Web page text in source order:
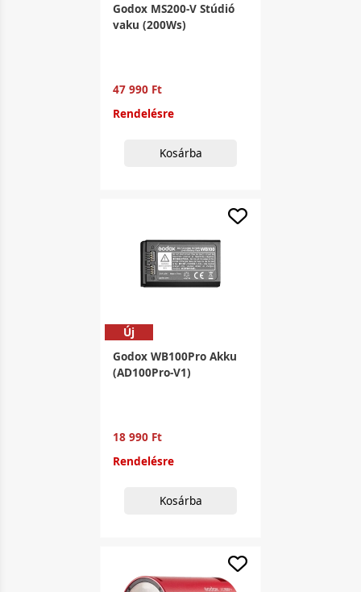
Godox MS200-V Stúdió
vaku (200Ws)
47 990 Ft
Rendelésre
Kosárba
Új
Godox WB100Pro Akku
(AD100Pro-V1)
18 990 Ft
Rendelésre
Kosárba